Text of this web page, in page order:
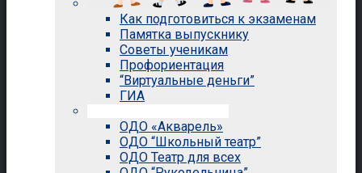
Как подготовиться к экзаменам
Памятка выпускнику
Советы ученикам
Профориентация
“Виртуальные деньги”
ГИА
ОДО «Акварель»
ОДО “Школьный театр”
ОДО Театр для всех